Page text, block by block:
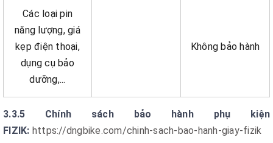
Các loại pin
năng lượng, giá
kẹp điện thoại,
dụng cụ bảo
dưỡng,...
Không bảo hành
3.3.5 Chính sách bảo hành phụ kiện
FIZIK: https://dngbike.com/chinh-sach-bao-hanh-giay-fizik